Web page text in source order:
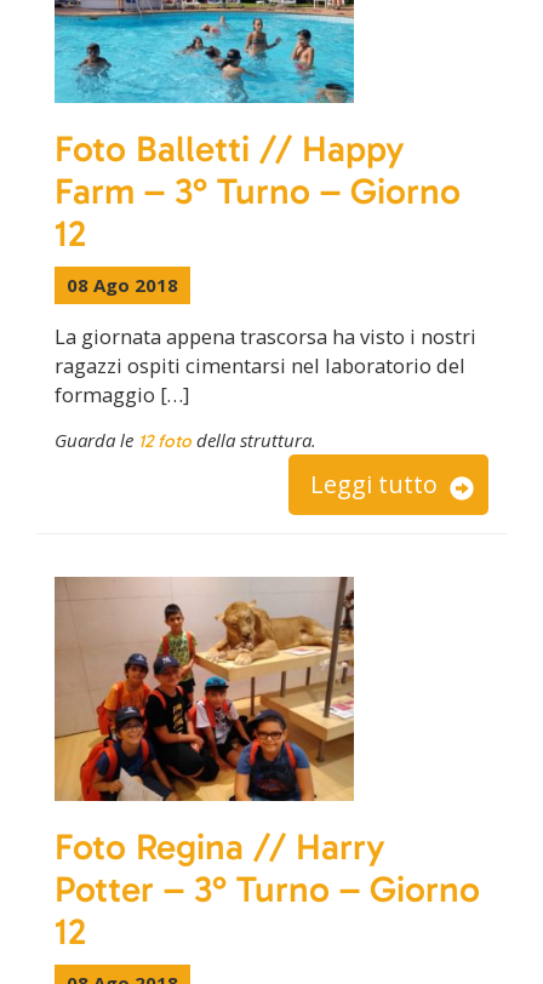
Foto Balletti // Happy
Farm – 3° Turno – Giorno
12
08 Ago 2018
La giornata appena trascorsa ha visto i nostri
ragazzi ospiti cimentarsi nel laboratorio del
formaggio […]
Guarda le 12 foto della struttura.
Leggi tutto
Foto Regina // Harry
Potter – 3° Turno – Giorno
12